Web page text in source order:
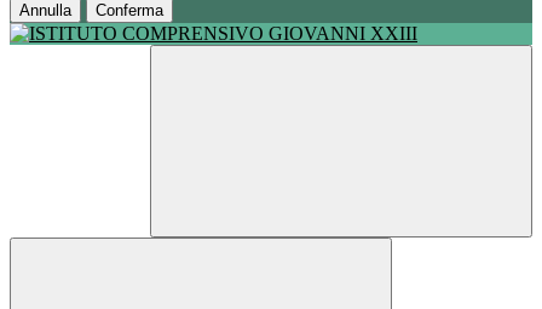
Annulla Conferma